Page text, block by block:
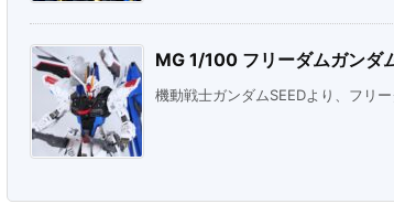
MG 1/100 フリーダムガンダ
機動戦士ガンダムSEEDより、フリ